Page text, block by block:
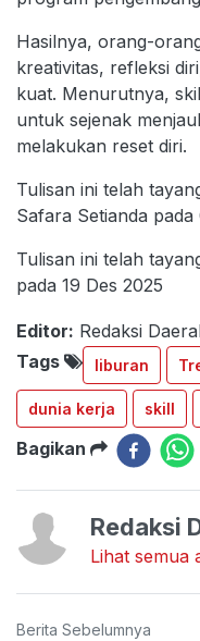
Hasilnya, orang-
kreativitas, refleksi
kuat. Menurutnya,
untuk sejenak
melakukan reset diri.
Tulisan ini telah
Safara Setianda
Tulisan ini telah
pada 19 Des 2025
Editor: Redaksi
Tags
liburan
dunia kerja skill
Bagikan
Redaksi
Lihat semua
Berita Sebelumnya